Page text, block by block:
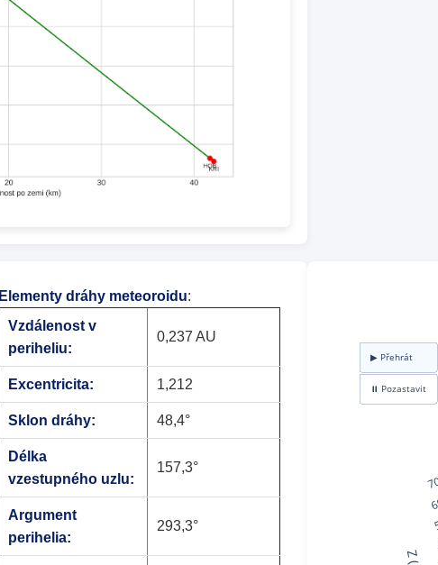
Elementy dráhy meteoroidu:
Vzdálenost v
periheliu:
0,237 AU
Excentricita: 1,212
Sklon dráhy: 48,4°
Délka
vzestupného uzlu:
157,3°
Argument
perihelia:
293,3°